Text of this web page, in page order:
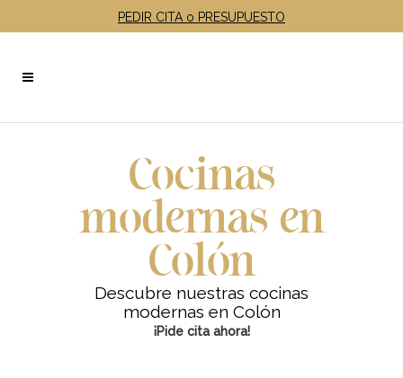
PEDIR CITA o PRESUPUESTO
Cocinas
modernas en
Colón
Descubre nuestras cocinas
modernas en Colón
¡Pide cita ahora!